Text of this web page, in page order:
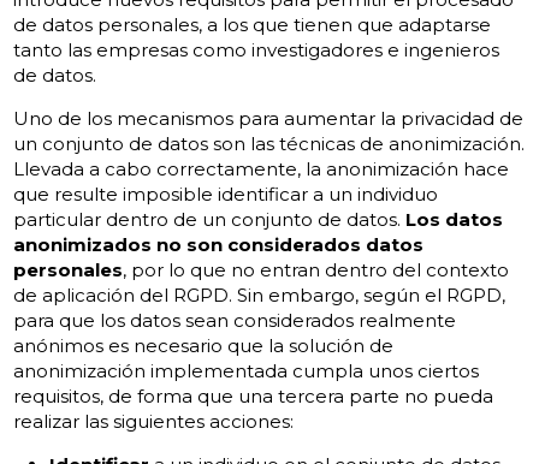
de datos personales, a los que tienen que adaptarse
tanto las empresas como investigadores e ingenieros
de datos.
Uno de los mecanismos para aumentar la privacidad de
un conjunto de datos son las técnicas de anonimización.
Llevada a cabo correctamente, la anonimización hace
que resulte imposible identificar a un individuo
particular dentro de un conjunto de datos. Los datos
anonimizados no son considerados datos
personales, por lo que no entran dentro del contexto
de aplicación del RGPD. Sin embargo, según el RGPD,
para que los datos sean considerados realmente
anónimos es necesario que la solución de
anonimización implementada cumpla unos ciertos
requisitos, de forma que una tercera parte no pueda
realizar las siguientes acciones: